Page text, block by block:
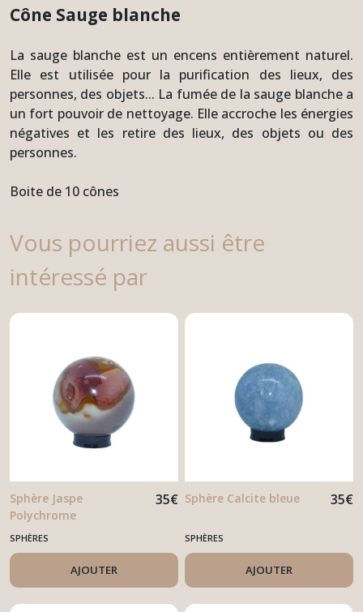
Cône Sauge blanche
La sauge blanche est un encens entièrement naturel.
Elle est utilisée pour la purification des lieux, des
personnes, des objets... La fumée de la sauge blanche a
un fort pouvoir de nettoyage. Elle accroche les énergies
négatives et les retire des lieux, des objets ou des
personnes.
Boite de 10 cônes
Vous pourriez aussi être
intéressé par
Sphère Jaspe
Polychrome
35€
SPHÈRES
AJOUTER
Sphère Calcite bleue 35€
SPHÈRES
AJOUTER